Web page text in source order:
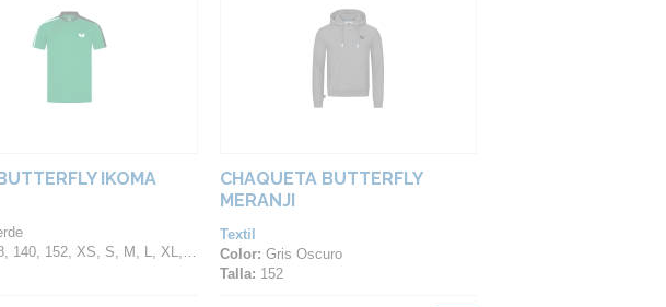
IKOMA
140, 152, XS, S, M, L, XL, 2XL, 3XL, 4XL
CHAQUETA BUTTERFLY
MERANJI
Textil
Color: Gris Oscuro
Talla: 152